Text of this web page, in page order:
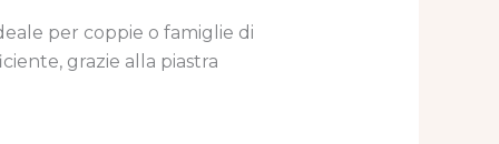
per coppie o famiglie di
grazie alla piastra